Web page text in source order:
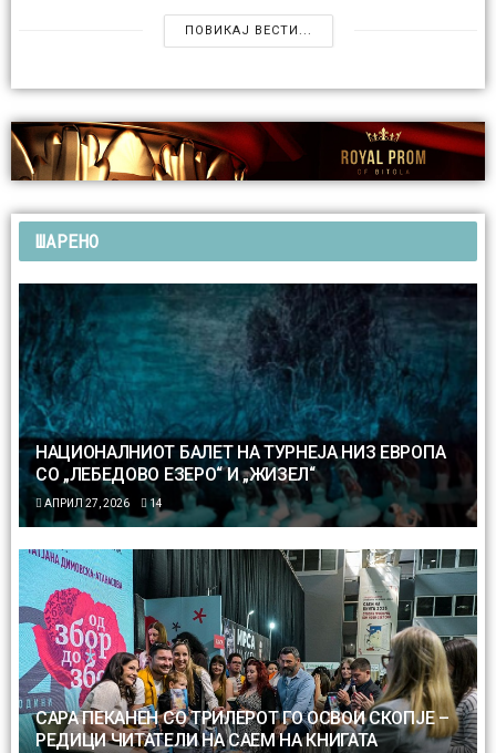
ПОВИКАЈ ВЕСТИ...
ШАРЕНО
НАЦИОНАЛНИОТ БАЛЕТ НА ТУРНЕЈА НИЗ ЕВРОПА
СО „ЛЕБЕДОВО ЕЗЕРО“ И „ЖИЗЕЛ“
АПРИЛ 27, 2026 14
САРА ПЕКАНЕН СО ТРИЛЕРОТ ГО ОСВОИ СКОПЈЕ –
РЕДИЦИ ЧИТАТЕЛИ НА САЕМ НА КНИГАТА